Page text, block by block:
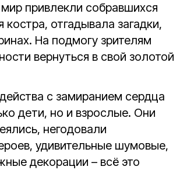
привлекли собравшихся
отгадывала загадки,
На подмогу зрителям
вернуться в свой золотой
с замиранием сердца
дети, но и взрослые. Они
негодовали
удивительные шумовые,
декорации – всё это